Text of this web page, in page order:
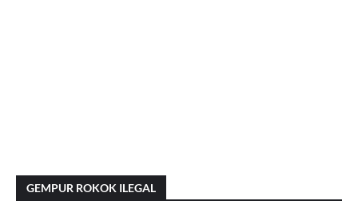
GEMPUR ROKOK ILEGAL